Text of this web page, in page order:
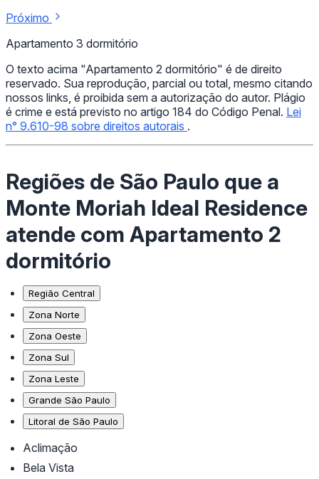
Próximo
Apartamento 3 dormitório
O texto acima "Apartamento 2 dormitório" é de direito
reservado. Sua reprodução, parcial ou total, mesmo citando
nossos links, é proibida sem a autorização do autor. Plágio
é crime e está previsto no artigo 184 do Código Penal. Lei
n° 9.610-98 sobre direitos autorais .
Regiões de São Paulo que a
Monte Moriah Ideal Residence
atende com Apartamento 2
dormitório
Região Central
Zona Norte
Zona Oeste
Zona Sul
Zona Leste
Grande São Paulo
Litoral de São Paulo
Aclimação
Bela Vista